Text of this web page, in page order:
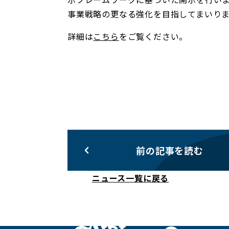
事業戦略の更なる強化を目指してまいり
詳細はこちらをご覧ください。
前の記事を読む
ニュース一覧に戻る